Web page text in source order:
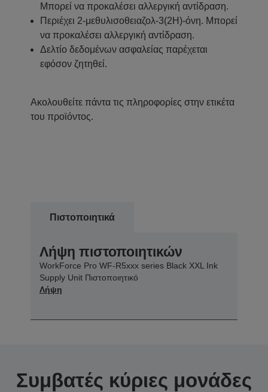
Μπορεί να προκαλέσει αλλεργική αντίδραση.
Περιέχει 2-μεθυλισοθειαζολ-3(2H)-όνη. Μπορεί
να προκαλέσει αλλεργική αντίδραση.
Δελτίο δεδομένων ασφαλείας παρέχεται
εφόσον ζητηθεί.
Ακολουθείτε πάντα τις πληροφορίες στην ετικέτα
του προϊόντος.
Πιστοποιητικά
Λήψη πιστοποιητικών
WorkForce Pro WF-R5xxx series Black XXL Ink
Supply Unit Πιστοποιητικό
Λήψη
Συμβατές κύριες μονάδες